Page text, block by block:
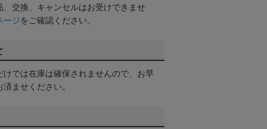
交換、キャンセルはお受けできませ
ージをご確認ください。
けでは在庫は確保されませんので、お早
ませください。